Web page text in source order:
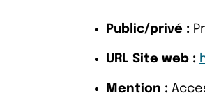
Public/privé :
URL Site web :
Mention :